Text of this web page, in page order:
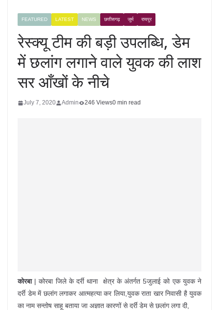
FEATURED LATEST NEWS छत्तीसगढ़ जुर्म रायपुर
रेस्क्यू टीम की बड़ी उपलब्धि, डेम
में छलांग लगाने वाले युवक की लाश
सर आँखों के नीचे
July 7, 2020 Admin 246 Views0 min read
कोरबा| कोरबा जिले के दर्री थाना क्षेत्र के अंतर्गत 5जुलाई को एक युवक ने
दर्री डेम में छलांग लगाकर आत्महत्या कर लिया,युवक राता खार निवासी है युवक
का नाम सन्तोष साहू बताया जा अज्ञात कारणों से दर्री डेम से छलांग लगा दी,